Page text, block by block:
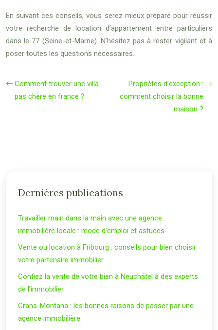
En suivant ces conseils, vous serez mieux préparé pour réussir
votre recherche de location d’appartement entre particuliers
dans le 77 (Seine-et-Marne). N’hésitez pas à rester vigilant et à
poser toutes les questions nécessaires.
Comment trouver une villa
pas chère en france ?
Propriétés d’exception :
comment choisir la bonne
maison ?
Dernières publications
Travailler main dans la main avec une agence
immobilière locale : mode d’emploi et astuces
Vente ou location à Fribourg : conseils pour bien choisir
votre partenaire immobilier
Confiez la vente de votre bien à Neuchâtel à des experts
de l’immobilier
Crans-Montana : les bonnes raisons de passer par une
agence immobilière